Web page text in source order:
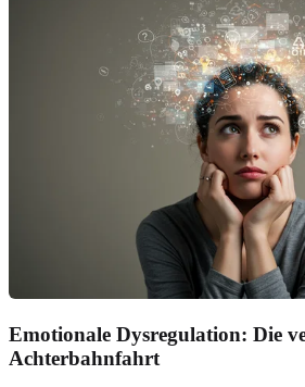
Emotionale Dysregulation: Die
Achterbahnfahrt